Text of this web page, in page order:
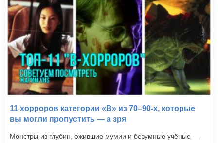
11 хорроров категории «B» из 70–90-х, которые
вы могли пропустить — а зря
Монстры из глубин, ожившие мумии и безумные учёные —